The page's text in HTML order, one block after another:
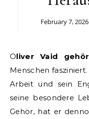
February 7, 2026
Oliver Vaid
Menschen
Arbeit und sein
seine besondere
Gehör, hat er